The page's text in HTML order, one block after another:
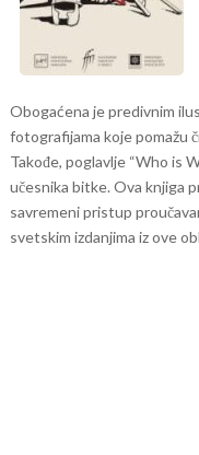
Obogaćena je predivnim
fotografijama koje pomažu
Takođe, poglavlje “Who is
učesnika bitke. Ova knjiga
savremeni pristup
svetskim izdanjima iz ove